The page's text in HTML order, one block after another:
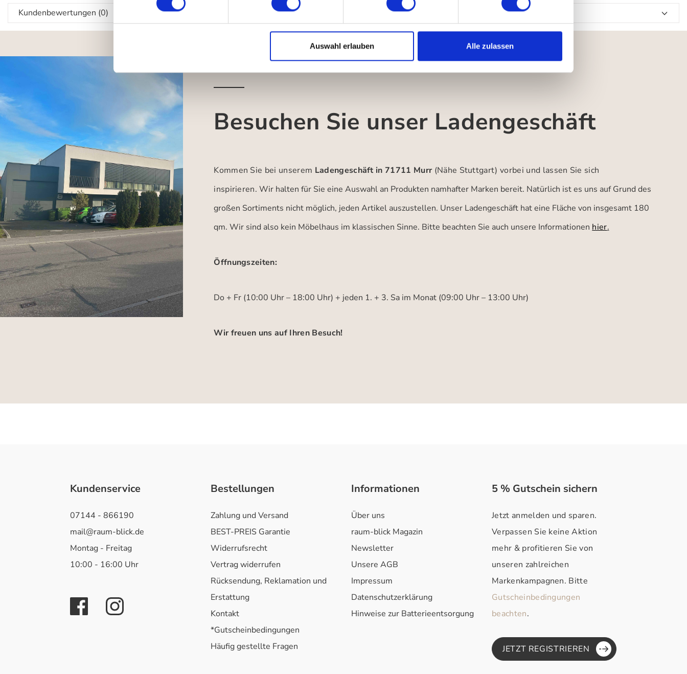
Auswahl erlauben Alle zulassen
Kundenbewertungen (0)
Besuchen Sie unser Ladengeschäft
Kommen Sie bei unserem Ladengeschäft in 71711 Murr (Nähe Stuttgart) vorbei und lassen Sie sich
inspirieren.Wir halten für Sie eine Auswahl an Produkten namhafter Marken bereit. Natürlich ist es uns auf Grund des
großen Sortiments nicht möglich, jeden Artikel auszustellen. Unser Ladengeschäft hat eine Fläche von insgesamt 180
qm. Wir sind also kein Möbelhaus im klassischen Sinne. Bitte beachten Sie auch unsere Informationen hier.
Öffnungszeiten:
Do + Fr (10:00 Uhr – 18:00 Uhr) + jeden 1. + 3. Sa im Monat (09:00 Uhr – 13:00 Uhr)
Wir freuen uns auf Ihren Besuch!
Kundenservice
07144 - 866190
mail@raum-blick.de
Montag - Freitag
10:00 - 16:00 Uhr
Bestellungen
Zahlung und Versand
BEST-PREIS Garantie
Widerrufsrecht
Vertrag widerrufen
Rücksendung, Reklamation und
Erstattung
Kontakt
*Gutscheinbedingungen
Häufig gestellte Fragen
Informationen
Über uns
raum-blick Magazin
Newsletter
Unsere AGB
Impressum
Datenschutzerklärung
Hinweise zur Batterieentsorgung
5 % Gutschein sichern
Jetzt anmelden und sparen.
Verpassen Sie keine Aktion
mehr & profitieren Sie von
unseren zahlreichen
Markenkampagnen. Bitte
Gutscheinbedingungen
beachten.
JETZT REGISTRIEREN